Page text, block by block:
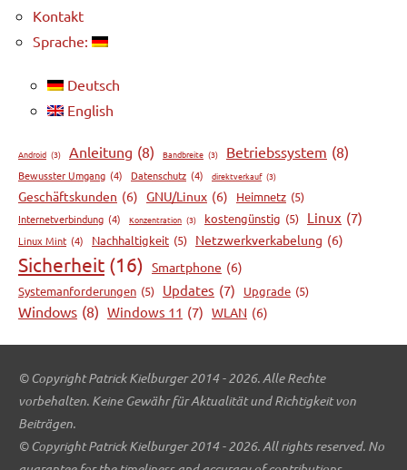
Kontakt
Sprache:
Deutsch
English
Android (3) Anleitung (8) Bandbreite (3) Betriebssystem (8)
Bewusster Umgang (4) Datenschutz (4) direktverkauf (3)
Geschäftskunden (6) GNU/Linux (6) Heimnetz (5)
Internetverbindung (4) Konzentration (3) kostengünstig (5) Linux (7)
Linux Mint (4) Nachhaltigkeit (5) Netzwerkverkabelung (6)
Sicherheit (16) Smartphone (6)
Systemanforderungen (5) Updates (7) Upgrade (5)
Windows (8) Windows 11 (7) WLAN (6)
© Copyright Patrick Kielburger 2014 - 2026. Alle Rechte
vorbehalten. Keine Gewähr für Aktualität und Richtigkeit von
Beiträgen.
© Copyright Patrick Kielburger 2014 - 2026. All rights reserved. No